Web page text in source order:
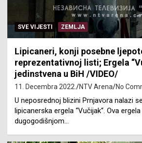
SVE VIJESTI ZEMLJA
Lipicaneri, konji posebne
reprezentativnoj listi; Ergela
jedinstvena u BiH /VIDEO/
11. Decembra 2022. NTV Arena No
U neposrednoj blizini Prnjavora nalazi
lipicanerska ergela “Vučijak“. Ova
dugogodišnjom…